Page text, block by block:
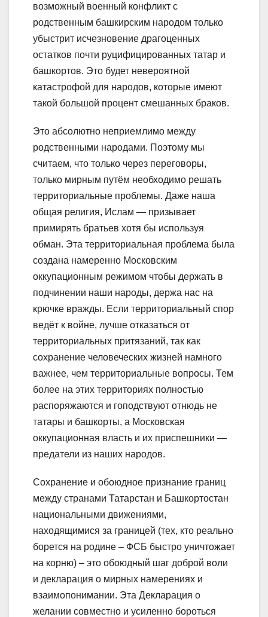
возможный военный конфликт с
родственным башкирским народом только
убыстрит исчезновение драгоценных
остатков почти руцифицированных татар и
башкортов. Это будет невероятной
катастрофой для народов, которые имеют
такой большой процент смешанных браков.
Это абсолютно неприемлимо между
родственными народами. Поэтому мы
считаем, что только через переговоры,
только мирным путём необходимо решать
территориальные проблемы. Даже наша
общая религия, Ислам — призывает
примирять братьев хотя бы используя
обман. Эта территориальная проблема была
создана намеренно Московским
оккупационным режимом чтобы держать в
подчинении наши народы, держа нас на
крючке вражды. Если территориальный спор
ведёт к войне, лучше отказаться от
территориальных притязаний, так как
сохранение человеческих жизней намного
важнее, чем территориальные вопросы. Тем
более на этих территориях полностью
распоряжаются и гоподствуют отнюдь не
татары и башкорты, а Московская
оккупационная власть и их приспешники —
предатели из наших народов.
Сохранение и обоюдное признание границ
между странами Татарстан и Башкортостан
национальными движениями,
находящимися за границей (тех, кто реально
борется на родине – ФСБ быстро уничтожает
на корню) – это обоюдный шаг доброй воли
и декларация о мирных намерениях и
взаимопонимании. Эта Декларация о
желании совместно и усиленно бороться